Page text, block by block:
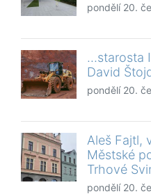
pondělí 20.
...starosta
David
pondělí 20.
Aleš Fajtl,
Městské
Trhové
pondělí 20.